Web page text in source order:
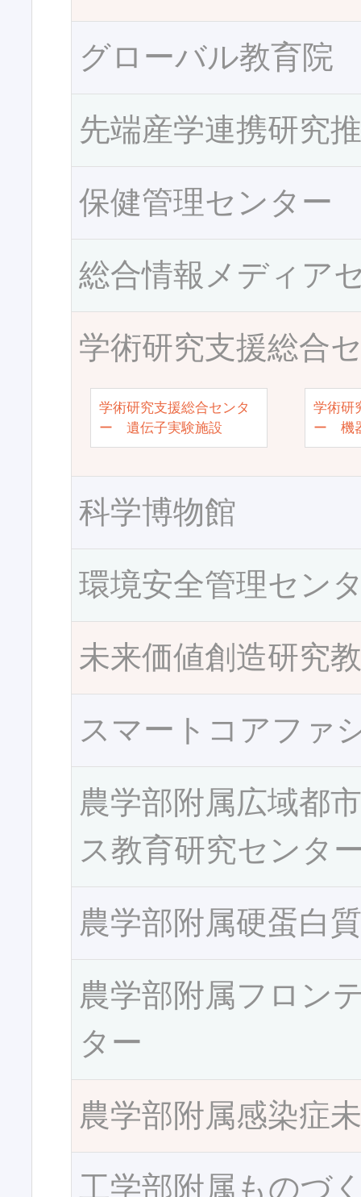
グローバル教育院
先端産学連携研究
保健管理センター
総合情報メディア
学術研究支援総合
学術研究支援総合センタ
ー 遺伝子実験施設
学術研
ー 機
科学博物館
環境安全管理セン
未来価値創造研究
スマートコアファ
農学部附属広域都
ス教育研究センタ
農学部附属硬蛋白
農学部附属フロン
ター
農学部附属感染症
工学部附属ものづ